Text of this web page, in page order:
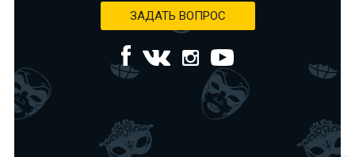
ЗАДАТЬ ВОПРОС